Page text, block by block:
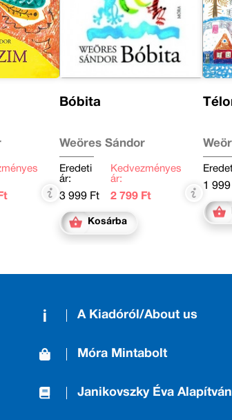
Bóbita
Weöres Sándor
Eredeti
ár:
3 999 Ft
Kedvezményes
ár:
2 799 Ft
Kosárba
1
A Kiadóról/About us
Móra Mintabolt
Janikovszky Éva